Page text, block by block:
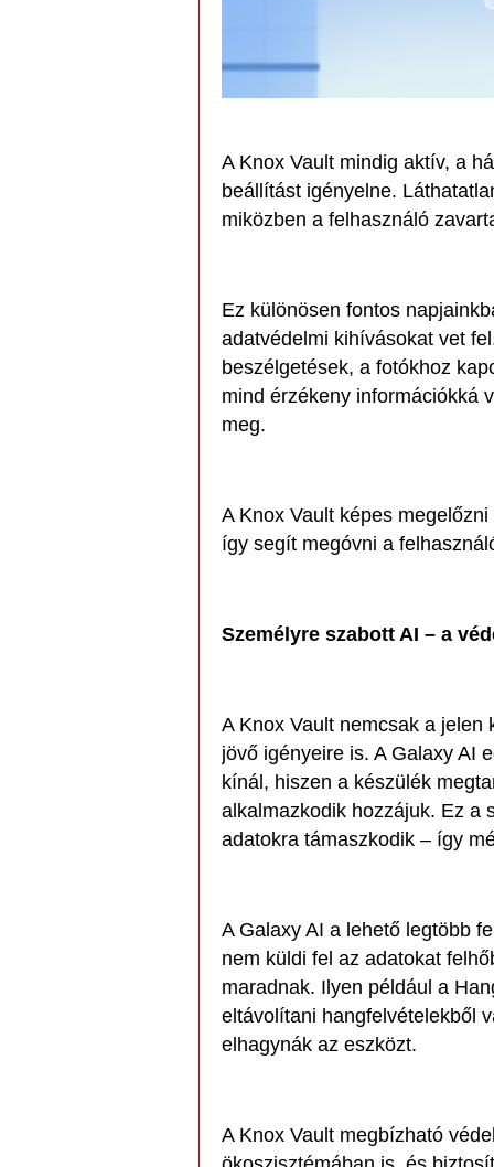
A Knox Vault mindig aktív, a
beállítást igényelne.
miközben a felhasználó
Ez különösen fontos
adatvédelmi kihívásokat vet
beszélgetések, a fotókhoz
mind érzékeny információkká
meg.
A Knox Vault képes
így segít megóvni a
Személyre szabott AI – a
A Knox Vault nemcsak a
jövő igényeire is. A Galaxy AI
kínál, hiszen a készülék
alkalmazkodik hozzájuk. Ez a
adatokra támaszkodik – így
A Galaxy AI a lehető legtöbb
nem küldi fel az adatokat
maradnak. Ilyen például a
eltávolítani hangfelvételekből
elhagynák az eszközt.
A Knox Vault megbízható